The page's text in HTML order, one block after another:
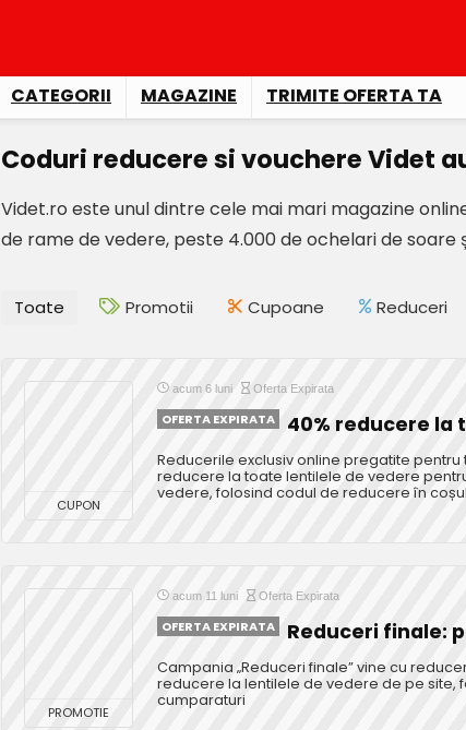
CATEGORII MAGAZINE TRIMITE OFERTA TA
Coduri reducere si vouchere Videt
Videt.ro este unul dintre cele mai mari magazine
de rame de vedere, peste 4.000 de ochelari de
Toate Promotii Cupoane Reduceri
CUPON
acum 6 luni Oferta Expirata
OFERTA EXPIRATA 40% reducere la
Reducerile exclusiv online pregatite pentru
reducere la toate lentilele de vedere
vedere, folosind codul de reducere în
PROMOTIE
acum 11 luni Oferta Expirata
OFERTA EXPIRATA Reduceri finale:
Campania „Reduceri finale” vine cu
reducere la lentilele de vedere de pe site,
cumparaturi